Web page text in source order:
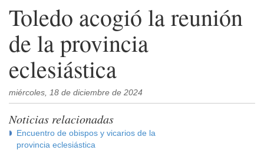
Toledo acogió la reunión
de la provincia
eclesiástica
miércoles, 18 de diciembre de 2024
Noticias relacionadas
Encuentro de obispos y vicarios de la
provincia eclesiástica